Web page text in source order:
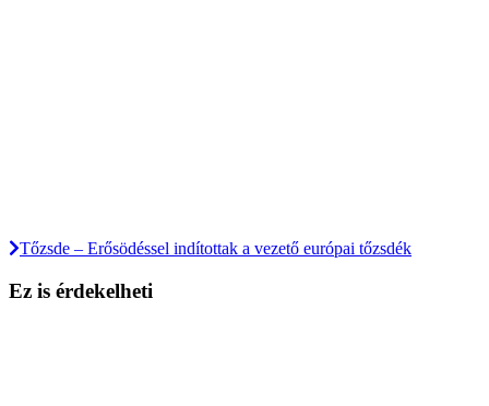
Tőzsde – Erősödéssel indítottak a vezető európai tőzsdék
Ez is érdekelheti